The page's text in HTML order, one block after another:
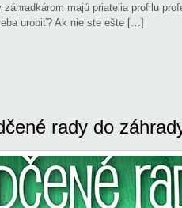
majú priatelia profilu
urobiť? Ak nie ste ešte […]
, Durec Martin ,Horák
,Jakábová Anna ,O knihe,
Osvedčené rady do záhrady
rady do